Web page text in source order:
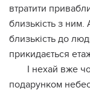
втратити
близькість з
близькість до
прикидається
І нехай вже
подарунком